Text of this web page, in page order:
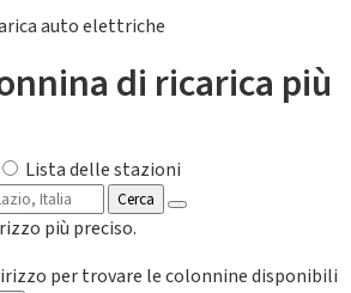
auto elettriche
di ricarica più
Lista delle stazioni
Cerca
più preciso.
per trovare le colonnine disponibili